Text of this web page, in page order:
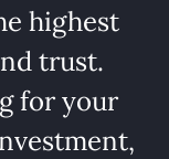
highest
trust.
for your